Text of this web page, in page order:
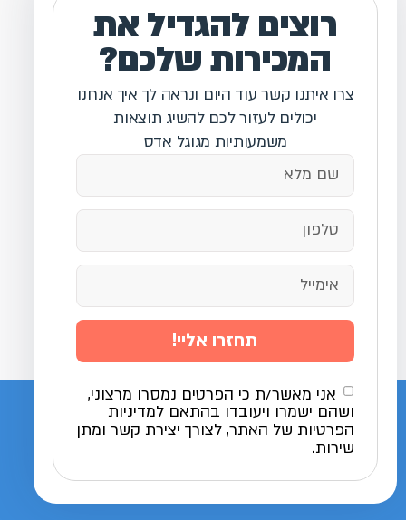
רוצים להגדיל את
המכירות שלכם?
צרו איתנו קשר עוד היום ונראה לך איך אנחנו
יכולים לעזור לכם להשיג תוצאות
משמעותיות מגוגל אדס
אני מאשר/ת כי הפרטים נמסרו מרצוני,
ושהם ישמרו ויעובדו בהתאם למדיניות
הפרטיות של האתר, לצורך יצירת קשר ומתן
שירות.
תחזרו אליי!